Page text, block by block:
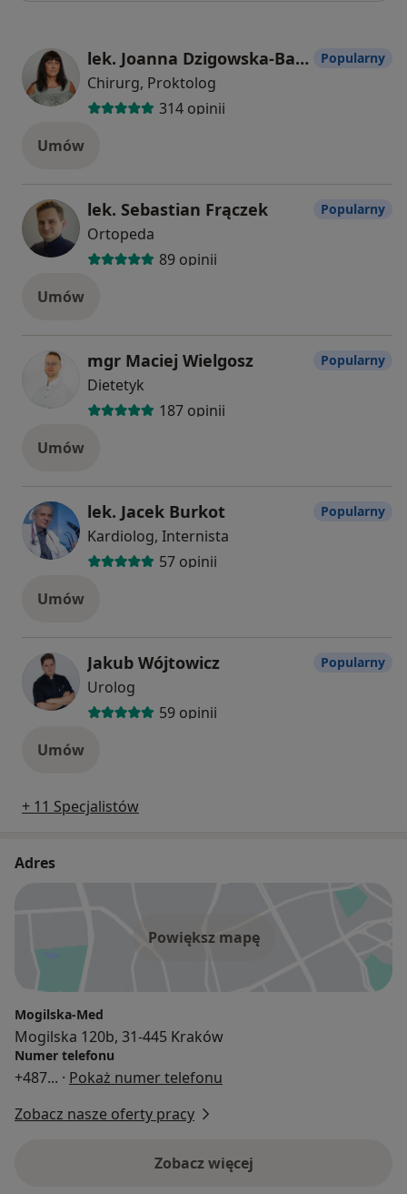
lek. Joanna Dzigowska-Batycka
Chirurg, Proktolog
314 opinii
Popularny
Umów
lek. Sebastian Frączek
Ortopeda
89 opinii
Popularny
Umów
mgr Maciej Wielgosz
Dietetyk
187 opinii
Popularny
Umów
lek. Jacek Burkot
Kardiolog, Internista
57 opinii
Popularny
Umów
Jakub Wójtowicz
Urolog
59 opinii
Popularny
Umów
+ 11 Specjalistów
Adres
Powiększ mapę
Mogilska-Med
Mogilska 120b, 31-445 Kraków
Numer telefonu
+487... · Pokaż numer telefonu
Zobacz nasze oferty pracy
Zobacz więcej